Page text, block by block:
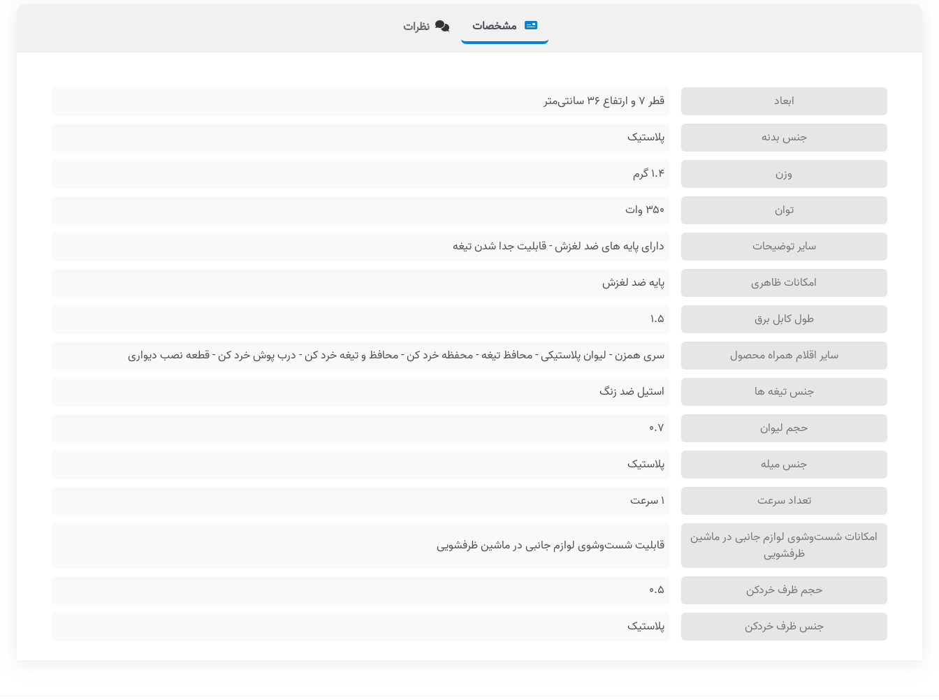
مشخصات نظرات
ابعاد
قطر ۷ و ارتفاع ۳۶ سانتی‌متر
جنس بدنه
پلاستیک
وزن
۱.۴ گرم
توان
۳۵۰ وات
سایر توضیحات
دارای پایه های ضد لغزش - قابلیت جدا شدن تیغه
امکانات ظاهری
پایه ضد لغزش
طول کابل برق
۱.۵
سایر اقلام همراه محصول
سری همزن - لیوان پلاستیکی - محافظ تیغه - محفظه خرد کن - محافظ و تیغه خرد کن - درب پوش خرد کن - قطعه نصب دیواری
جنس تیغه ها
استیل ضد زنگ
حجم لیوان
۰.۷
جنس میله
پلاستیک
تعداد سرعت
۱ سرعت
امکانات شست‌وشوی لوازم جانبی در ماشین
ظرفشویی
قابلیت شست‌وشوی لوازم جانبی در ماشین ظرفشویی
حجم ظرف خردکن
۰.۵
جنس ظرف خردکن
پلاستیک